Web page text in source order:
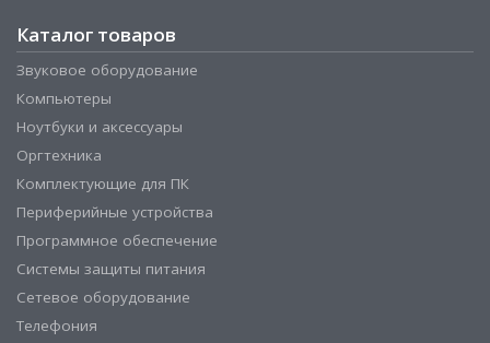
Каталог товаров
Звуковое оборудование
Компьютеры
Ноутбуки и аксессуары
Оргтехника
Комплектующие для ПК
Периферийные устройства
Программное обеспечение
Системы защиты питания
Сетевое оборудование
Телефония